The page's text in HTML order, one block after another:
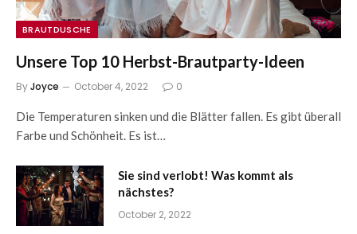
BRAUTDUSCHE
Unsere Top 10 Herbst-Brautparty-Ideen
ByJoyce October 4, 2022 0
Die Temperaturen sinken und die Blätter fallen. Es gibt überall
Farbe und Schönheit. Es ist…
Sie sind verlobt! Was kommt als
nächstes?
October 2, 2022